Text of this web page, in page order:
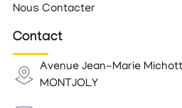
Nous Contacter
Contact
Avenue Jean-Marie
MONTJOLY